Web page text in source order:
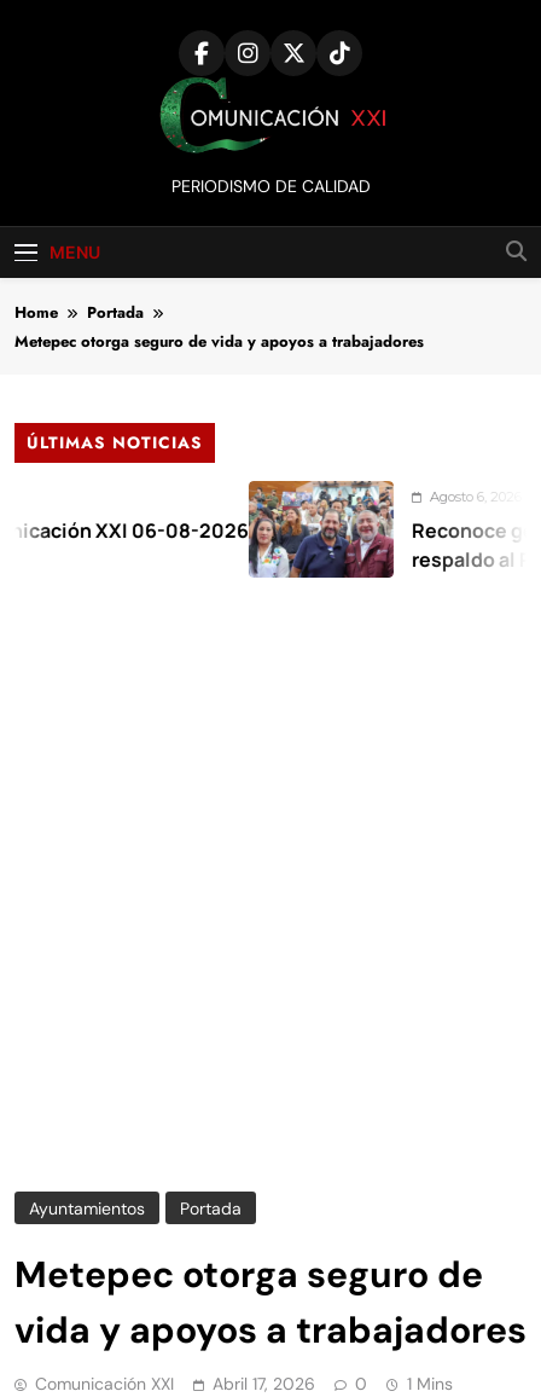
Comunicación
XXI
PERIODISMO DE CALIDAD
MENU
Home
Portada
Metepec otorga seguro de vida y apoyos a trabajadores
ÚLTIMAS NOTICIAS
XXI 06-08-2026
Agosto 6, 2026
Reconoce
respaldo al Plan de
Ayuntamientos Portada
Metepec otorga seguro de
vida y apoyos a trabajadores
Comunicación XXI Abril 17, 2026 0 1 Mins